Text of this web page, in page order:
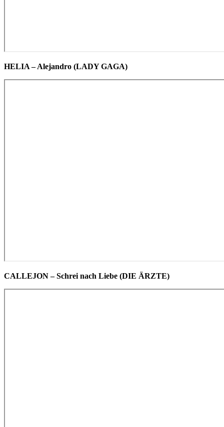
HELIA – Alejandro (LADY GAGA)
CALLEJON – Schrei nach Liebe (DIE ÄRZTE)